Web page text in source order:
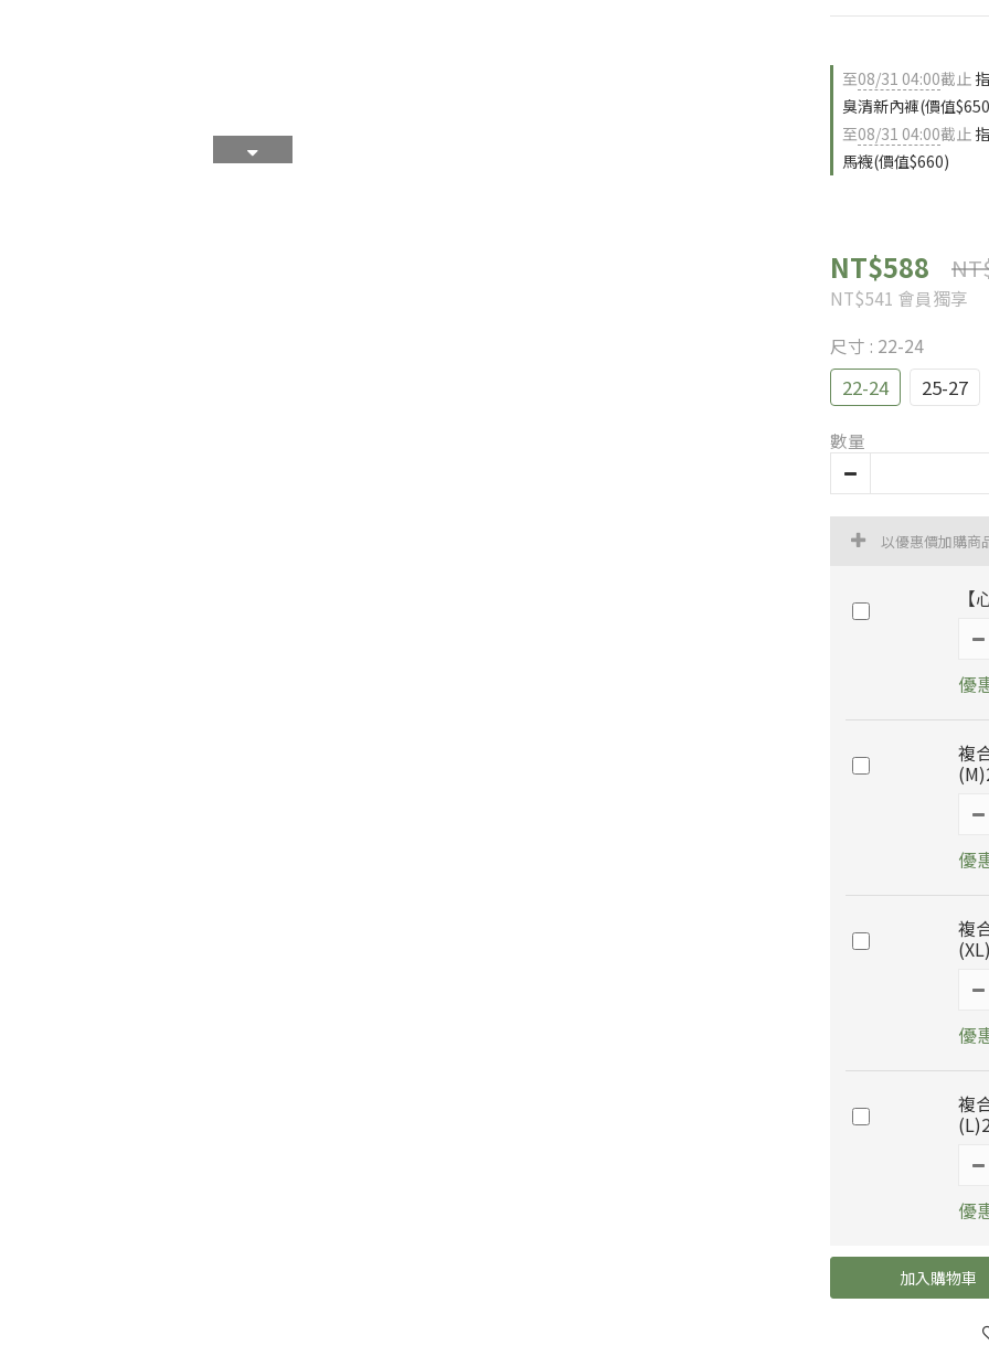
至08/31 04:00截止
臭清新內褲(價值
至08/31 04:00截止
馬襪(價值$660)
NT$588
NT$541 會員獨享
尺寸 : 22-24
22-24 25-27
數量
以優惠價加購商
優
複
優
複
優
複
優
加入購物車